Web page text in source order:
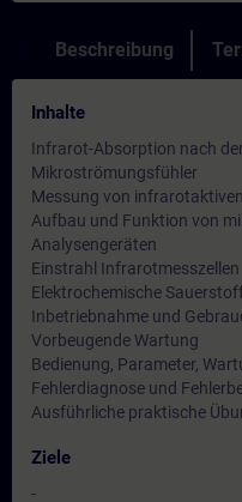
Beschreibung
Inhalte
Infrarot-Absorption nach
Mikroströmungsfühler
Messung von
Aufbau und Funktion von
Analysengeräten
Einstrahl Infrarotmesszellen
Elektrochemische
Inbetriebnahme und
Vorbeugende Wartung
Bedienung, Parameter,
Fehlerdiagnose und
Ausführliche praktische
Ziele
-